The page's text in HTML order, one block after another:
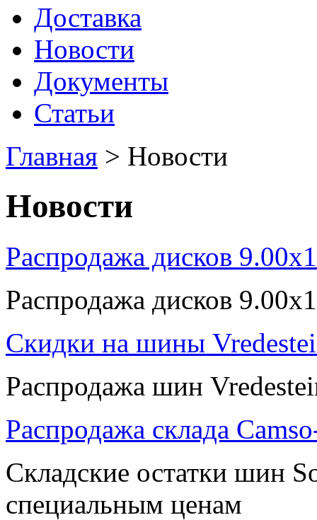
Доставка
Новости
Документы
Статьи
Главная > Новости
Новости
Распродажа дисков
Распродажа дисков
Скидки на шины
Распродажа шин
Распродажа склада
Складские остатки шин
специальным ценам